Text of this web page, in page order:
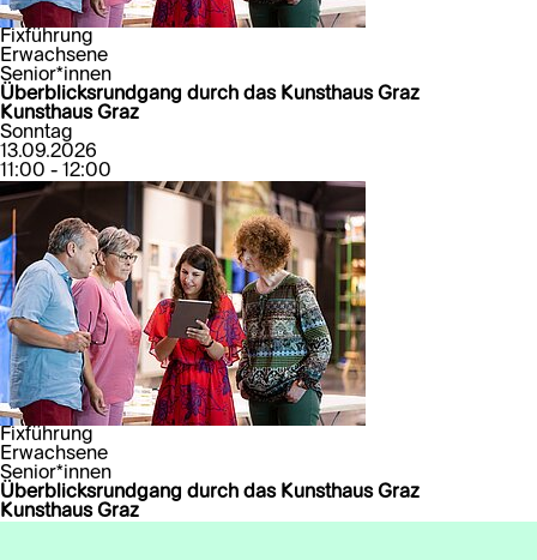
Fixführung
Erwachsene
Senior*innen
Überblicksrundgang durch das Kunsthaus Graz
Kunsthaus Graz
Sonntag
13.09.2026
11:00 - 12:00
Fixführung
Erwachsene
Senior*innen
Überblicksrundgang durch das Kunsthaus Graz
Kunsthaus Graz